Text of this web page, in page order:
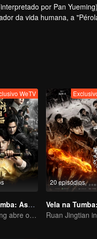
por Pan
da vida humana, a
de pele humana, viajou
apenas uma armadilha
WeTV
Vela na Tumba: Assalto ao Mausoléu de Xiangxi
Pan Yueming abre o caixão pendurado no penhasco
20 episódios